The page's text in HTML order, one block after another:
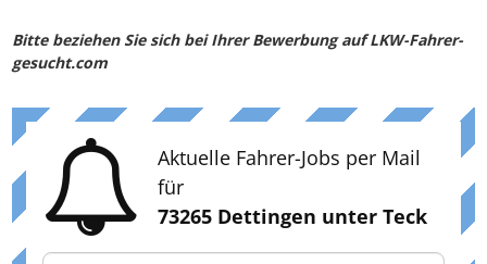
Bitte beziehen Sie sich bei Ihrer Bewerbung auf LKW-Fahrer-
gesucht.com
Aktuelle Fahrer-Jobs per Mail
für
73265 Dettingen unter Teck